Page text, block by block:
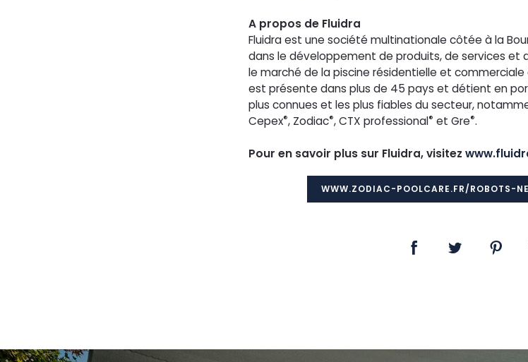
A propos de Fluidra
Fluidra est une société multinationale côtée à la
dans le développement de produits, de services et
le marché de la piscine résidentielle et commerciale
est présente dans plus de 45 pays et détient en
plus connues et les plus fiables du secteur,
Cepex®, Zodiac®, CTX professional® et Gre®.
Pour en savoir plus sur Fluidra, visitez
WWW.ZODIAC-POOLCARE.FR/ROBOTS-